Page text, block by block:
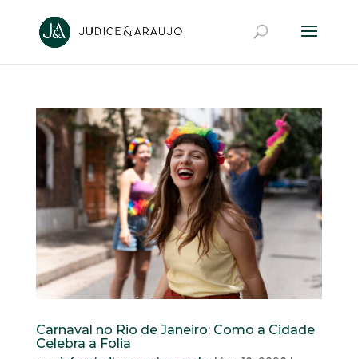
Carnaval no Rio de Janeiro: Como a Cidade
Celebra a Folia